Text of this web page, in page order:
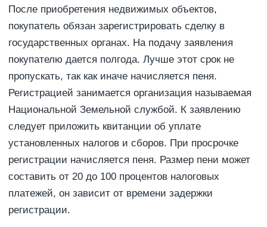
После приобретения недвижимых объектов,
покупатель обязан зарегистрировать сделку в
государственных органах. На подачу заявления
покупателю дается полгода. Лучше этот срок не
пропускать, так как иначе начисляется пеня.
Регистрацией занимается организация называемая
Национальной Земельной службой. К заявлению
следует приложить квитанции об уплате
установленных налогов и сборов. При просрочке
регистрации начисляется пеня. Размер пени может
составить от 20 до 100 процентов налоговых
платежей, он зависит от времени задержки
регистрации.